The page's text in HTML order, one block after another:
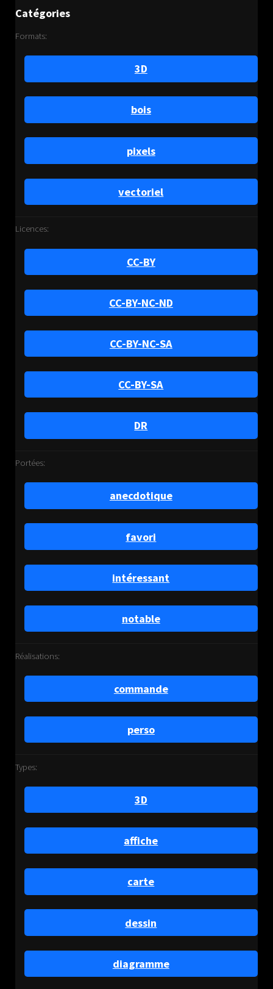
Catégories
Formats:
3D
bois
pixels
vectoriel
Licences:
CC-BY
CC-BY-NC-ND
CC-BY-NC-SA
CC-BY-SA
DR
Portées:
anecdotique
favori
intéressant
notable
Réalisations:
commande
perso
Types:
3D
affiche
carte
dessin
diagramme